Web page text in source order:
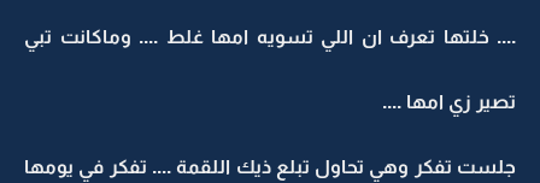
.... خلتها تعرف ان اللي تسويه امها غلط .... وماكانت تبي
تصير زي امها ....
جلست تفكر وهي تحاول تبلع ذيك اللقمة .... تفكر في يومها